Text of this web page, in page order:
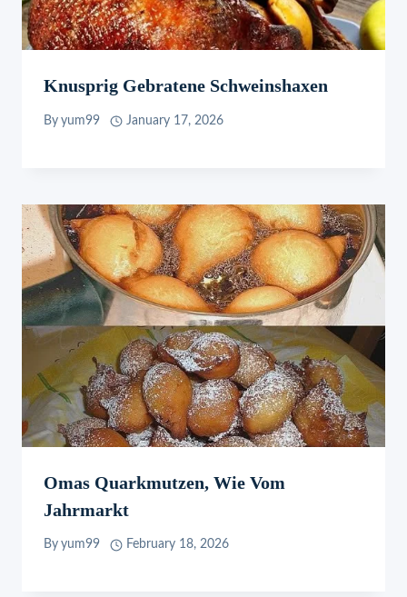
Knusprig Gebratene Schweinshaxen
By yum99 January 17, 2026
Omas Quarkmutzen, Wie Vom
Jahrmarkt
By yum99 February 18, 2026